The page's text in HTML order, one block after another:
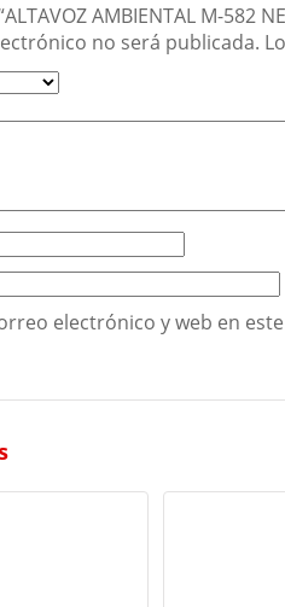
AMBIENTAL M-582
no será publicada.
electrónico y web en